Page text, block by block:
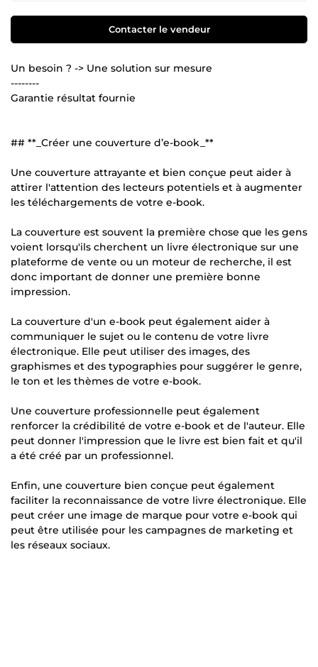
Contacter le vendeur
Un besoin ? -> Une solution sur mesure
--------
Garantie résultat fournie
## **_Créer une couverture d’e-book_**
Une couverture attrayante et bien conçue peut aider à
attirer l'attention des lecteurs potentiels et à augmenter
les téléchargements de votre e-book.
La couverture est souvent la première chose que les gens
voient lorsqu'ils cherchent un livre électronique sur une
plateforme de vente ou un moteur de recherche, il est
donc important de donner une première bonne
impression.
La couverture d'un e-book peut également aider à
communiquer le sujet ou le contenu de votre livre
électronique. Elle peut utiliser des images, des
graphismes et des typographies pour suggérer le genre,
le ton et les thèmes de votre e-book.
Une couverture professionnelle peut également
renforcer la crédibilité de votre e-book et de l'auteur. Elle
peut donner l'impression que le livre est bien fait et qu'il
a été créé par un professionnel.
Enfin, une couverture bien conçue peut également
faciliter la reconnaissance de votre livre électronique. Elle
peut créer une image de marque pour votre e-book qui
peut être utilisée pour les campagnes de marketing et
les réseaux sociaux.